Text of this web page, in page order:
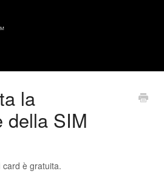
la
della SIM
card è gratuita.